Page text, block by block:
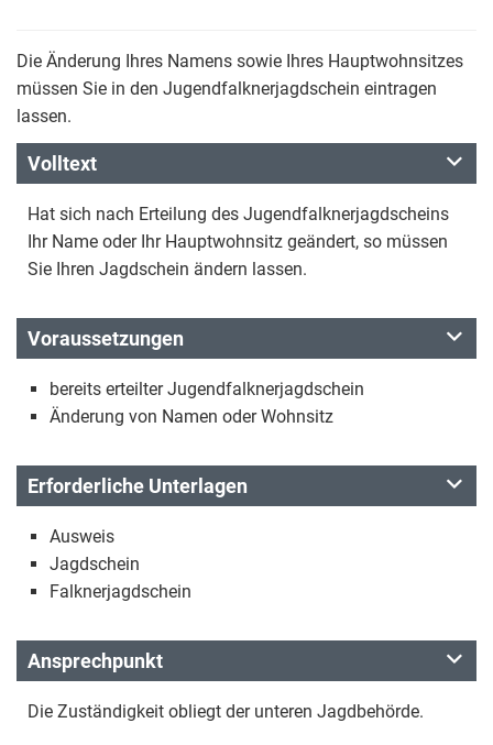
Die Änderung Ihres Namens sowie Ihres Hauptwohnsitzes
müssen Sie in den Jugendfalknerjagdschein eintragen
lassen.
Volltext
Hat sich nach Erteilung des Jugendfalknerjagdscheins
Ihr Name oder Ihr Hauptwohnsitz geändert, so müssen
Sie Ihren Jagdschein ändern lassen.
Voraussetzungen
bereits erteilter Jugendfalknerjagdschein
Änderung von Namen oder Wohnsitz
Erforderliche Unterlagen
Ausweis
Jagdschein
Falknerjagdschein
Ansprechpunkt
Die Zuständigkeit obliegt der unteren Jagdbehörde.